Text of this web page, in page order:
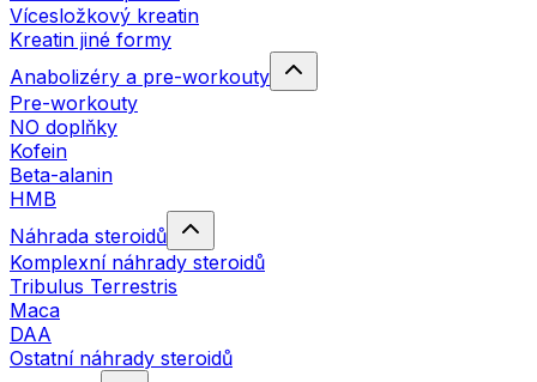
Vícesložkový kreatin
Kreatin jiné formy
Anabolizéry a pre-workouty
Pre-workouty
NO doplňky
Kofein
Beta-alanin
HMB
Náhrada steroidů
Komplexní náhrady steroidů
Tribulus Terrestris
Maca
DAA
Ostatní náhrady steroidů